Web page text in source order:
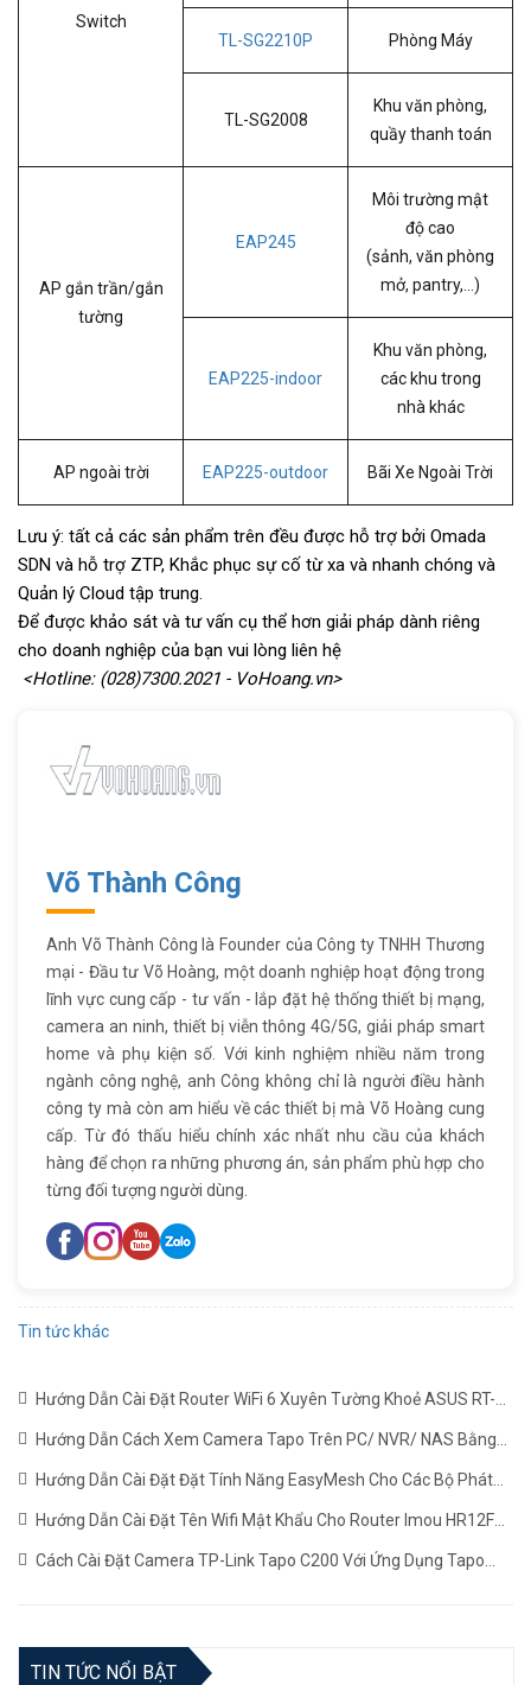
Switch
TL-SG2210P
Phòng Máy
TL-SG2008
Khu văn phòng,
quầy thanh toán
AP gắn trần/gắn
tường
EAP245
Môi trường mật
độ cao
(sảnh, văn phòng
mở, pantry,...)
EAP225-indoor
Khu văn phòng,
các khu trong
nhà khác
AP ngoài trời EAP225-outdoor Bãi Xe Ngoài Trời
Lưu ý: tất cả các sản phẩm trên đều được hỗ trợ bởi Omada
SDN và hỗ trợ ZTP, Khắc phục sự cố từ xa và nhanh chóng và
Quản lý Cloud tập trung.
Để được khảo sát và tư vấn cụ thể hơn giải pháp dành riêng
cho doanh nghiệp của bạn vui lòng liên hệ
<Hotline: (028)7300.2021 - VoHoang.vn>
Võ Thành Công
Anh Võ Thành Công là Founder của Công ty TNHH Thương
mại - Đầu tư Võ Hoàng, một doanh nghiệp hoạt động trong
lĩnh vực cung cấp - tư vấn - lắp đặt hệ thống thiết bị mạng,
camera an ninh, thiết bị viễn thông 4G/5G, giải pháp smart
home và phụ kiện số. Với kinh nghiệm nhiều năm trong
ngành công nghệ, anh Công không chỉ là người điều hành
công ty mà còn am hiểu về các thiết bị mà Võ Hoàng cung
cấp. Từ đó thấu hiểu chính xác nhất nhu cầu của khách
hàng để chọn ra những phương án, sản phẩm phù hợp cho
từng đối tượng người dùng.
Tin tức khác
Hướng Dẫn Cài Đặt Router WiFi 6 Xuyên Tường Khoẻ ASUS RT-
AX1800HP Mới Nhất
Hướng Dẫn Cách Xem Camera Tapo Trên PC/ NVR/ NAS Bằng
Giao Thức RTSP
Hướng Dẫn Cài Đặt Đặt Tính Năng EasyMesh Cho Các Bộ Phát
WiFi TP-LINK
Hướng Dẫn Cài Đặt Tên Wifi Mật Khẩu Cho Router Imou HR12F
Cách Cài Đặt Camera TP-Link Tapo C200 Với Ứng Dụng Tapo
TIN TỨC NỔI BẬT